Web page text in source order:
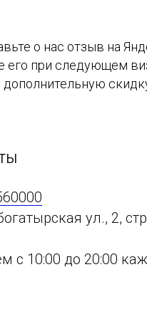
о нас отзыв на
его при следующем
дополнительную
ул., 2,
с 10:00 до 20:00